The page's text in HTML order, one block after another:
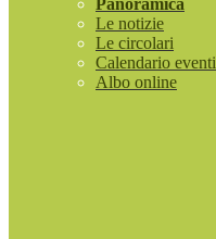
Panoramica
Le notizie
Le circolari
Calendario eventi
Albo online